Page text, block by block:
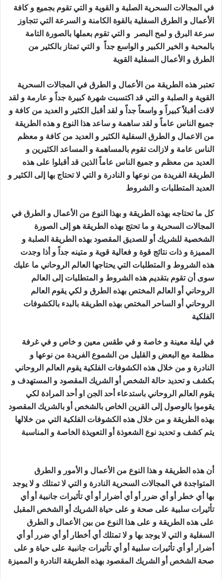
في المجالات السحرية الصلبة و القوية و التي تقوم بجميع و كافة
الأعمال و الطرق السفلية بالقوة الكامنة و السرعة التي تتجاوز
سرعة البرق و لمح البصر و التي تقوم بعملها بالصورة التامة
بالمحبة و الخير الكبير و الواسع جداً و التي تمتاز بالكثير من
الطرق و الأعمال السفلية القوية
تعتبر هذه الطريقة من الأعمال و الطرق في المجالات السحرية
القوية و الصلبة و التي قد اكتسبت شهرة كبيرة جداً و عارمة و لقد
لاقت أقبلاً كبيراً و واسعاً جداً و لقد أقبل الكثير و العديد من كافة و
جميع الناس عاماً و لقد ساهمة و ساعد هذا النوع و هذه الطريقة
من الاعمال و الطرق السفلية الكثير و العديد من كافة و معظم
الناس عامة و لازالت تقوم بالمساهمة و المساعد الكثيرين و
العديد من معظم و جميع الناس عاماً الذين قد أقبلوا على هذه
الطريقة الفريدة من نوعها و النادرة و التي لا تحتاج بها إلى الكثير و
العديد المتطلبات و الشروط
كل ما تحتاجه بهذه الطريقة و بهذا النوع من الأعمال و الطرق في
المجالات السحرية و ما تحتج بهذه الطريقة هو إلى الصورة
الشخصية للشريك أو للصديق المقصود بهذه الطريقة الصلبة و
المميزة و ذات نتائج قوة و فعالية قوية و متينه جداً و أذا وجدت
هذه الشروط و المتطلبات التي يحتاجها العالم الروحاني ما عليك
سوى أن تقوم بتقديم هذه الشروط و المتطلبات إلى العالم
الروحاني أو العالم المختص بهذه الطرق و لكي يقوم العالم
الروحاني أو الساحر المختص بهذه الطريقة بالبدء بالكشوفات
الفلكية
في ليلة معينة و خاصة و في طقس معين و خاص و في غرفة
مظلمة مع البعض و القليل من الشموع الفريدة من نوعها و
النادرة و من خلال هذه الكشوفات الفلكية يقوم العالم الروحاني
بكشف و تحديد حالة الشخص أو الشريك المقصود و المستهدف و
يقوم العالم الروحاني باستدعاء أحد الجن او أحد المرادة لكي
يقوموا بالوصول إلى القرين الخاص بالشخص أو بالشريك المقصود
بهذه الطريقة و من خلال هذه الكشوفات الفلكية التي من خلالها
يتم كشف و تحديد نوع الشعوذة أو التعويذة الخاصة و المناسبة
أن هذه الطريقة و هذا النوع من الأعمال و الأمور و الطرق
المتواجدة في المجالات السحرية النادرة و التي لا تمتلك و لا يوجد
بها أي خطر أو أي ضرر أو أي أضرار أو أي تأثيرات جانبية أو أي
تأثيرات سلبية على صحة و على حياة الشريك أو الشخص المقبل
على هذه الطريقة و على هذا النوع من بين الأعمال و الطرق
السفلية و التي لا يوجد بها و لا تمتلك أي أخطار أو أي ضرر أو أي
أضرار أو أي تأثيرات سلبية أو أي تأثيرات جانبية على حياة و على
صحة الشخص أو الشريك المقصود بهذه الطريقة النادرة و المميزة